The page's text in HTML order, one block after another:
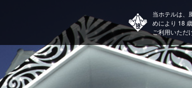
当ホテルは、
めにより 18
ご利用いただ